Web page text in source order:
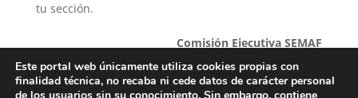
tu sección.
Comisión Ejecutiva SEMAF
[WORDPRESS_PDF]
Este portal web únicamente utiliza cookies propias con
finalidad técnica, no recaba ni cede datos de carácter personal